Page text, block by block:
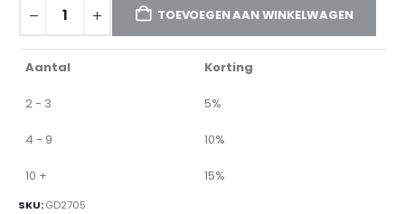
TOEVOEGEN AAN WINKELWAGEN
Aantal Korting
2 - 3 5%
4 - 9 10%
10 + 15%
SKU:GD2705